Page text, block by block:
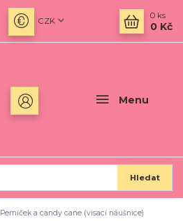
Menu
CZK
Hledat
0 ks
0 Kč
Perníček a candy cane (visací náušnice)